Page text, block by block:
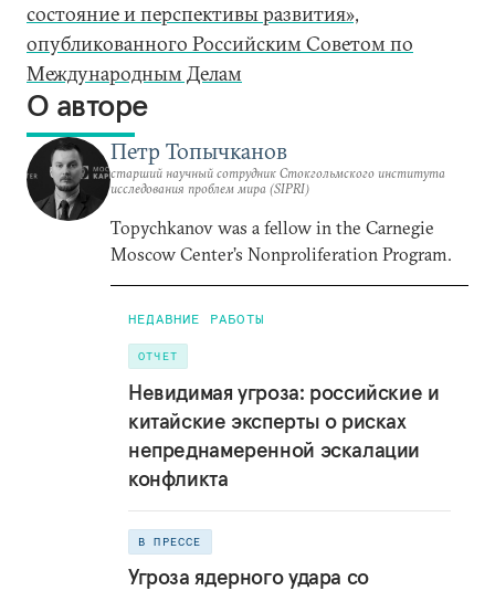
состояние и перспективы развития»,
опубликованного Российским Советом по
Международным Делам
О авторе
Петр Топычканов
старший научный сотрудник Стокгольмского института
исследования проблем мира (SIPRI)
Topychkanov was a fellow in the Carnegie
Moscow Center’s Nonproliferation Program.
НЕДАВНИЕ РАБОТЫ
ОТЧЕТ
Невидимая угроза: российские и
китайские эксперты о рисках
непреднамеренной эскалации
конфликта
В ПРЕССЕ
Угроза ядерного удара со